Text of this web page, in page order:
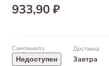
933,90 ₽
Самовывоз
Недоступен
Доставка
Завтра